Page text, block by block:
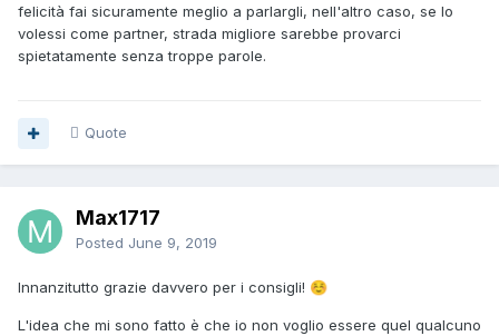
felicità fai sicuramente meglio a parlargli, nell'altro caso, se lo
volessi come partner, strada migliore sarebbe provarci
spietatamente senza troppe parole.
Quote
Max1717
Posted June 9, 2019
Innanzitutto grazie davvero per i consigli! ☺️
L'idea che mi sono fatto è che io non voglio essere quel qualcuno